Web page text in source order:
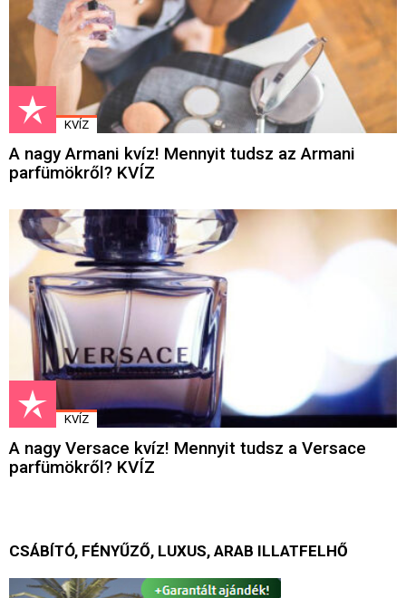
KVÍZ
A nagy Armani kvíz! Mennyit tudsz az Armani
parfümökről? KVÍZ
KVÍZ
A nagy Versace kvíz! Mennyit tudsz a Versace
parfümökről? KVÍZ
CSÁBÍTÓ, FÉNYŰZŐ, LUXUS, ARAB ILLATFELHŐ